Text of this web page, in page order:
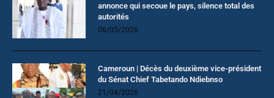
annonce qui secoue le pays, silence total des
autorités
06/05/2026
Cameroun | Décès du deuxième vice-président
du Sénat Chief Tabetando Ndiebnso
21/04/2026